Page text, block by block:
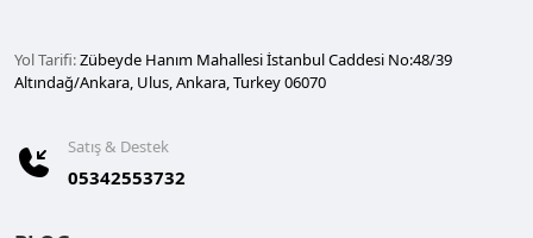
Yol Tarifi:Zübeyde Hanım Mahallesi İstanbul Caddesi No:48/39
Altındağ/Ankara, Ulus, Ankara, Turkey 06070
Satış & Destek
05342553732